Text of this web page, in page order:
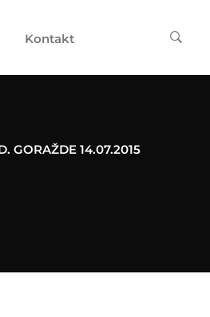
Kontakt
GORAŽDE 14.07.2015